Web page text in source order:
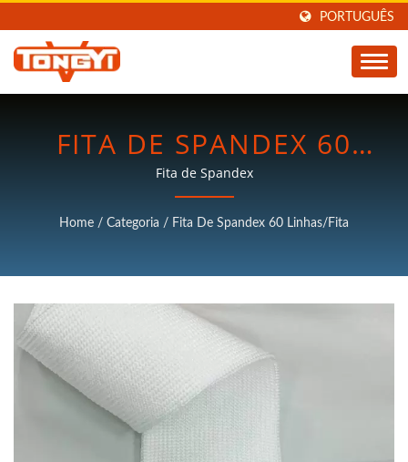
PORTUGUÊS
FITA DE SPANDEX 60
LINHA/FITA |
FABRICANTE DE
PLÁSTICO | TON KEY
Fita de Spandex
Home / Categoria / Fita De Spandex 60 Linhas/fita